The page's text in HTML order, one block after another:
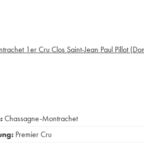
1er Cru Clos Saint-Jean Paul Pillot
Chassagne-Montrachet
Premier Cru